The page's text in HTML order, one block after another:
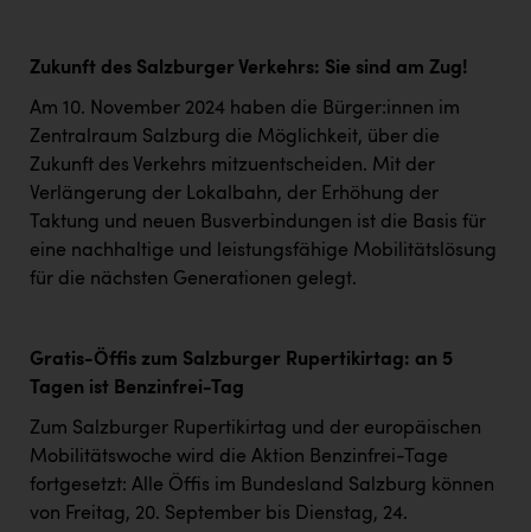
Zukunft des Salzburger Verkehrs: Sie sind am Zug!
Am 10. November 2024 haben die Bürger:innen im
Zentralraum Salzburg die Möglichkeit, über die
Zukunft des Verkehrs mitzuentscheiden. Mit der
Verlängerung der Lokalbahn, der Erhöhung der
Taktung und neuen Busverbindungen ist die Basis für
eine nachhaltige und leistungsfähige Mobilitätslösung
für die nächsten Generationen gelegt.
Gratis-Öffis zum Salzburger Rupertikirtag: an 5
Tagen ist Benzinfrei-Tag
Zum Salzburger Rupertikirtag und der europäischen
Mobilitätswoche wird die Aktion Benzinfrei-Tage
fortgesetzt: Alle Öffis im Bundesland Salzburg können
von Freitag, 20. September bis Dienstag, 24.